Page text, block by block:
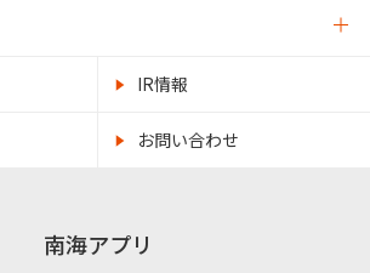
IR情報
お問い合わせ
南海アプリ